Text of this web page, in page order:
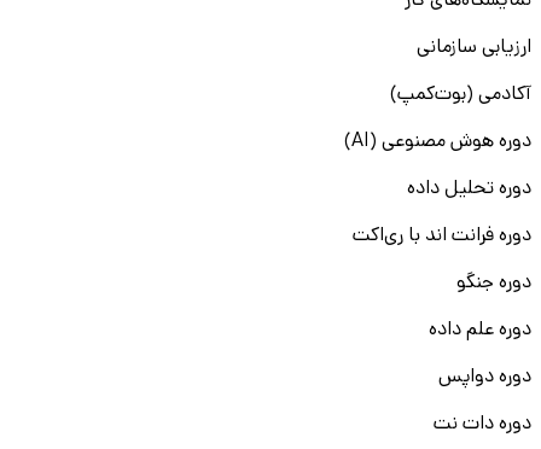
ارزیابی سازمانی
آکادمی (بوت‌کمپ)
دوره هوش مصنوعی (AI)
دوره تحلیل داده
دوره فرانت اند با ری‌اکت
دوره جنگو
دوره علم داده
دوره دواپس
دوره دات نت